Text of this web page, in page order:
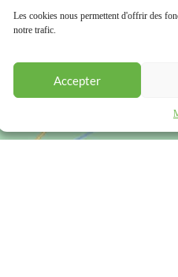
Les cookies nous permettent d'offrir des
notre trafic.
Accepter